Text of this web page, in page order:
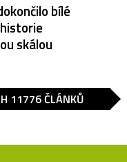
bílé
skálou
11776 ČLÁNKŮ